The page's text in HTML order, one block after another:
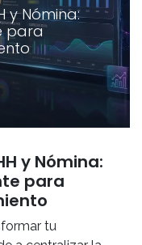
y Nómina:
para
y Nómina:
para
tu